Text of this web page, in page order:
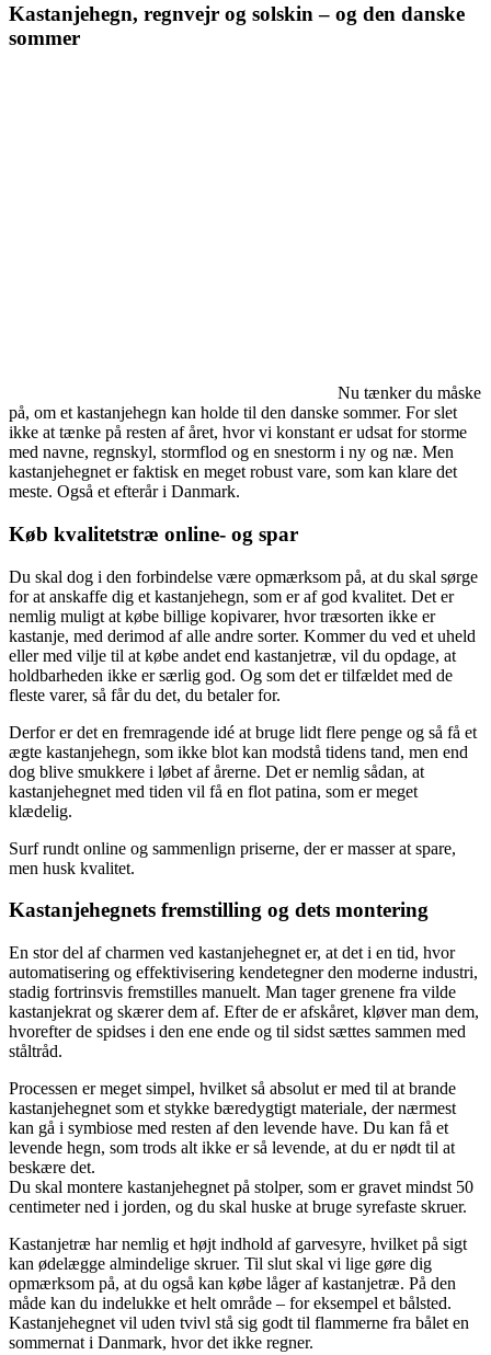
Kastanjehegn, regnvejr og solskin – og den danske
sommer
Nu tænker du måske
på, om et kastanjehegn kan holde til den danske sommer. For slet
ikke at tænke på resten af året, hvor vi konstant er udsat for storme
med navne, regnskyl, stormflod og en snestorm i ny og næ. Men
kastanjehegnet er faktisk en meget robust vare, som kan klare det
meste. Også et efterår i Danmark.
Køb kvalitetstræ online- og spar
Du skal dog i den forbindelse være opmærksom på, at du skal sørge
for at anskaffe dig et kastanjehegn, som er af god kvalitet. Det er
nemlig muligt at købe billige kopivarer, hvor træsorten ikke er
kastanje, med derimod af alle andre sorter. Kommer du ved et uheld
eller med vilje til at købe andet end kastanjetræ, vil du opdage, at
holdbarheden ikke er særlig god. Og som det er tilfældet med de
fleste varer, så får du det, du betaler for.
Derfor er det en fremragende idé at bruge lidt flere penge og så få et
ægte kastanjehegn, som ikke blot kan modstå tidens tand, men end
dog blive smukkere i løbet af årerne. Det er nemlig sådan, at
kastanjehegnet med tiden vil få en flot patina, som er meget
klædelig.
Surf rundt online og sammenlign priserne, der er masser at spare,
men husk kvalitet.
Kastanjehegnets fremstilling og dets montering
En stor del af charmen ved kastanjehegnet er, at det i en tid, hvor
automatisering og effektivisering kendetegner den moderne industri,
stadig fortrinsvis fremstilles manuelt. Man tager grenene fra vilde
kastanjekrat og skærer dem af. Efter de er afskåret, kløver man dem,
hvorefter de spidses i den ene ende og til sidst sættes sammen med
ståltråd.
Processen er meget simpel, hvilket så absolut er med til at brande
kastanjehegnet som et stykke bæredygtigt materiale, der nærmest
kan gå i symbiose med resten af den levende have. Du kan få et
levende hegn, som trods alt ikke er så levende, at du er nødt til at
beskære det.
Du skal montere kastanjehegnet på stolper, som er gravet mindst 50
centimeter ned i jorden, og du skal huske at bruge syrefaste skruer.
Kastanjetræ har nemlig et højt indhold af garvesyre, hvilket på sigt
kan ødelægge almindelige skruer. Til slut skal vi lige gøre dig
opmærksom på, at du også kan købe låger af kastanjetræ. På den
måde kan du indelukke et helt område – for eksempel et bålsted.
Kastanjehegnet vil uden tvivl stå sig godt til flammerne fra bålet en
sommernat i Danmark, hvor det ikke regner.